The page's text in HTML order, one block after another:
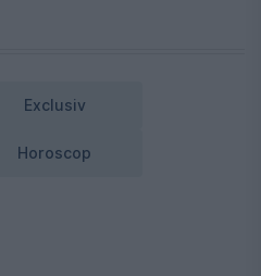
Exclusiv
Horoscop